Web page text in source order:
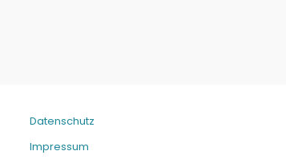
Datenschutz
Impressum